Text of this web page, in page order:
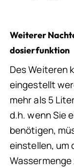
Weiterer
dosierfunktion
Des Weiteren
eingestellt
mehr als 5
d.h. wenn Sie
benötigen,
einstellen, um